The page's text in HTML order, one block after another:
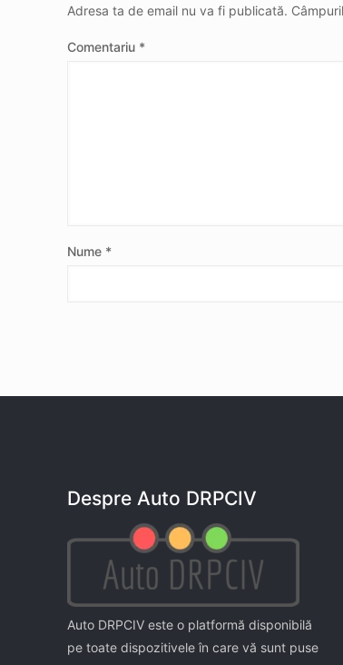
Adresa ta de email nu va fi publicată.
Comentariu *
Nume *
Despre Auto DRPCIV
Auto DRPCIV este o platformă disponibilă
pe toate dispozitivele în care vă sunt puse